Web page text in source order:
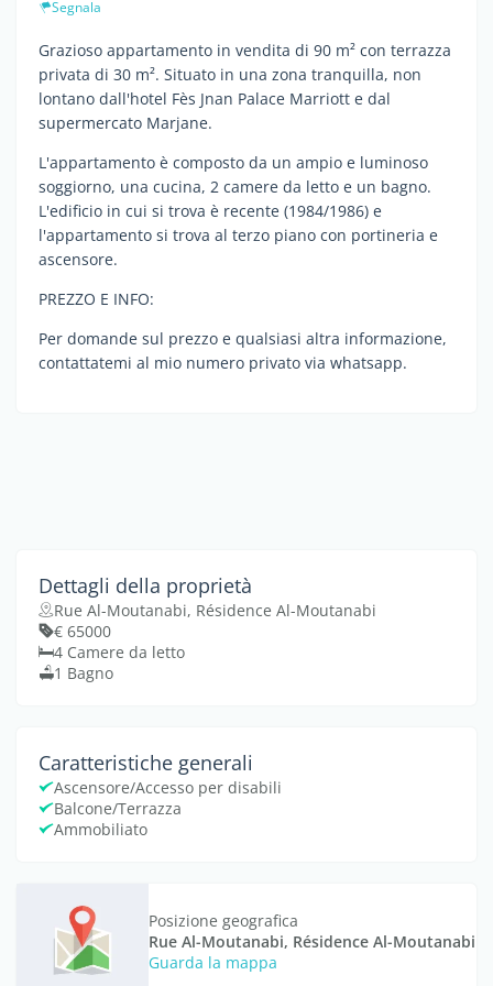
Segnala
Grazioso appartamento in vendita di 90 m² con terrazza
privata di 30 m². Situato in una zona tranquilla, non
lontano dall'hotel Fès Jnan Palace Marriott e dal
supermercato Marjane.
L'appartamento è composto da un ampio e luminoso
soggiorno, una cucina, 2 camere da letto e un bagno.
L'edificio in cui si trova è recente (1984/1986) e
l'appartamento si trova al terzo piano con portineria e
ascensore.
PREZZO E INFO:
Per domande sul prezzo e qualsiasi altra informazione,
contattatemi al mio numero privato via whatsapp.
Dettagli della proprietà
Rue Al-Moutanabi, Résidence Al-Moutanabi
€ 65000
4 Camere da letto
1 Bagno
Caratteristiche generali
Ascensore/Accesso per disabili
Balcone/Terrazza
Ammobiliato
Posizione geografica
Rue Al-Moutanabi, Résidence Al-Moutanabi
Guarda la mappa